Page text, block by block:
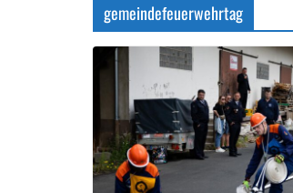
gemeindefeuerwehrtag